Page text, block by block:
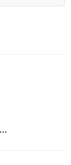
in via
bancario e
occasionali